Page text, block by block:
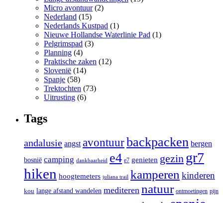
Micro avontuur(2)
Nederland (15)
Nederlands Kustpad (1)
Nieuwe Hollandse Waterlinie Pad (1)
Pelgrimspad (3)
Planning (4)
Praktische zaken (12)
Slovenië (14)
Spanje (58)
Trektochten (73)
Uitrusting (6)
Tags
andalusie angst avontuurbackpacken bergen
bosnië camping dankbaarheid e4 e7 genieten gezin gr7
hiken hoogtemeters juliana trail kamperen kinderen
kou lange afstand wandelen mediteren natuur ontmoetingen pijn